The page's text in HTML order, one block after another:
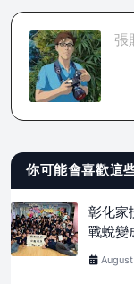
張
你可能會喜歡這
彰化家
戰蛻變